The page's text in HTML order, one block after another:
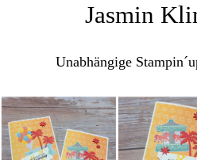
Jasmin
Unabhängige